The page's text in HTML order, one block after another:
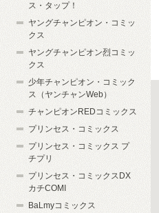
ス・タップ！
ヤングチャンピオン・コミッ
クス
ヤングチャンピオン烈コミッ
クス
少年チャンピオン・コミック
ス（ヤンチャンWeb）
チャンピオンREDコミックス
プリンセス・コミックス
プリンセス・コミックス プ
チプリ
プリンセス・コミックスDX
カチCOMI
BaLmyコミックス